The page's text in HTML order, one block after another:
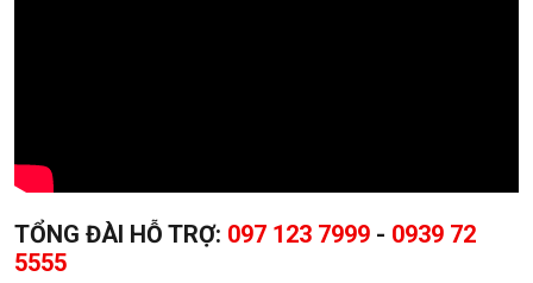
TỔNG ĐÀI HỖ TRỢ: 097 123 7999 - 0939 72
5555